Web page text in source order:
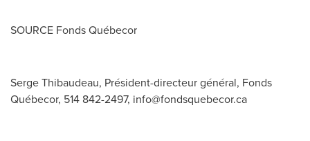
SOURCE Fonds Québecor
Serge Thibaudeau, Président-directeur général, Fonds
Québecor, 514 842-2497, info@fondsquebecor.ca